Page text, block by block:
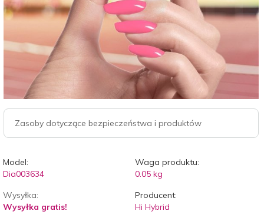
Zasoby dotyczące bezpieczeństwa i produktów
Model:
Dia003634
Waga produktu:
0.05 kg
Wysyłka:
Wysyłka gratis!
Producent:
Hi Hybrid